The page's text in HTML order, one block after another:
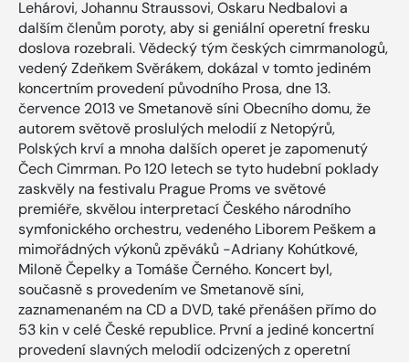
Lehárovi, Johannu Straussovi, Oskaru Nedbalovi a
dalším členům poroty, aby si geniální operetní fresku
doslova rozebrali. Vědecký tým českých cimrmanologů,
vedený Zdeňkem Svěrákem, dokázal v tomto jediném
koncertním provedení původního Prosa, dne 13.
července 2013 ve Smetanově síni Obecního domu, že
autorem světově proslulých melodií z Netopýrů,
Polských krví a mnoha dalších operet je zapomenutý
Čech Cimrman. Po 120 letech se tyto hudební poklady
zaskvěly na festivalu Prague Proms ve světové
premiéře, skvělou interpretací Českého národního
symfonického orchestru, vedeného Liborem Peškem a
mimořádných výkonů zpěváků -Adriany Kohútkové,
Miloně Čepelky a Tomáše Černého. Koncert byl,
současně s provedením ve Smetanově síni,
zaznamenaném na CD a DVD, také přenášen přímo do
53 kin v celé České republice. První a jediné koncertní
provedení slavných melodií odcizených z operetní